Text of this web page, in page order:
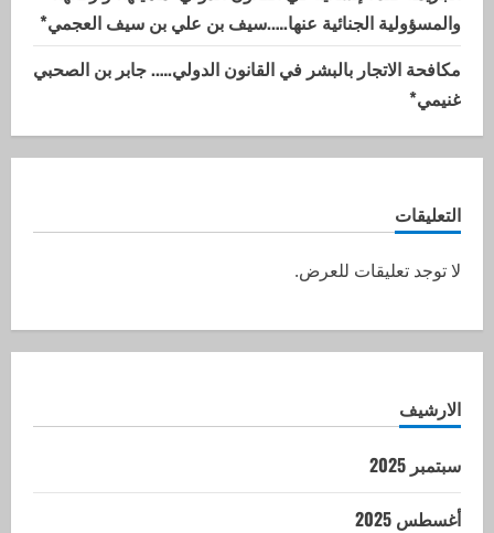
والمسؤولية الجنائية عنها…..سيف بن علي بن سيف العجمي*
مكافحة الاتجار بالبشر في القانون الدولي….. جابر بن الصحبي
غنيمي*
التعليقات
لا توجد تعليقات للعرض.
الارشيف
سبتمبر 2025
أغسطس 2025